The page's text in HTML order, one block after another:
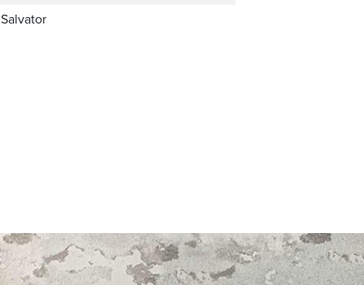
Salvator